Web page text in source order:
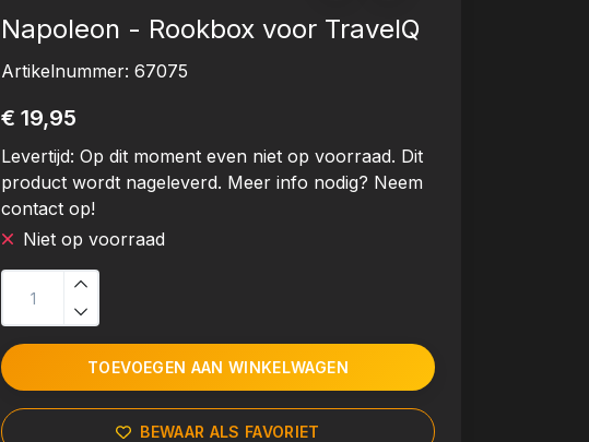
Napoleon - Rookbox voor TravelQ
Artikelnummer: 67075
€ 19,95
Levertijd: Op dit moment even niet op voorraad. Dit
product wordt nageleverd. Meer info nodig? Neem
contact op!
Niet op voorraad
TOEVOEGEN AAN WINKELWAGEN
BEWAAR ALS FAVORIET